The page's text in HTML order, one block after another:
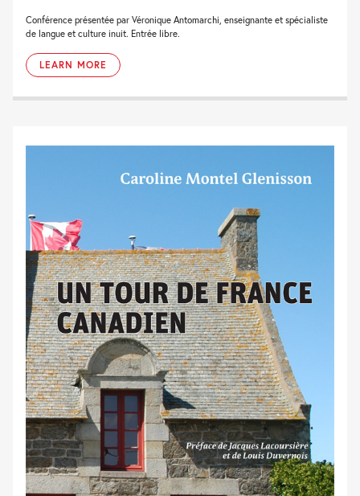
Conférence présentée par Véronique Antomarchi, enseignante et spécialiste
de langue et culture inuit. Entrée libre.
LEARN MORE